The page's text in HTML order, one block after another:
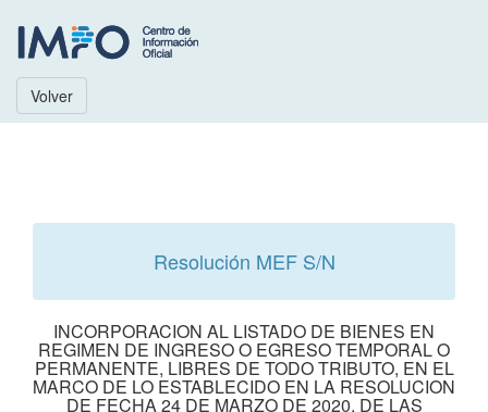
Volver
Resolución MEF S/N
INCORPORACION AL LISTADO DE BIENES EN
REGIMEN DE INGRESO O EGRESO TEMPORAL O
PERMANENTE, LIBRES DE TODO TRIBUTO, EN EL
MARCO DE LO ESTABLECIDO EN LA RESOLUCION
DE FECHA 24 DE MARZO DE 2020, DE LAS